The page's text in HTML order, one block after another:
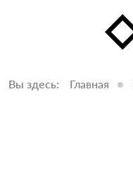
Вы здесь: Главная